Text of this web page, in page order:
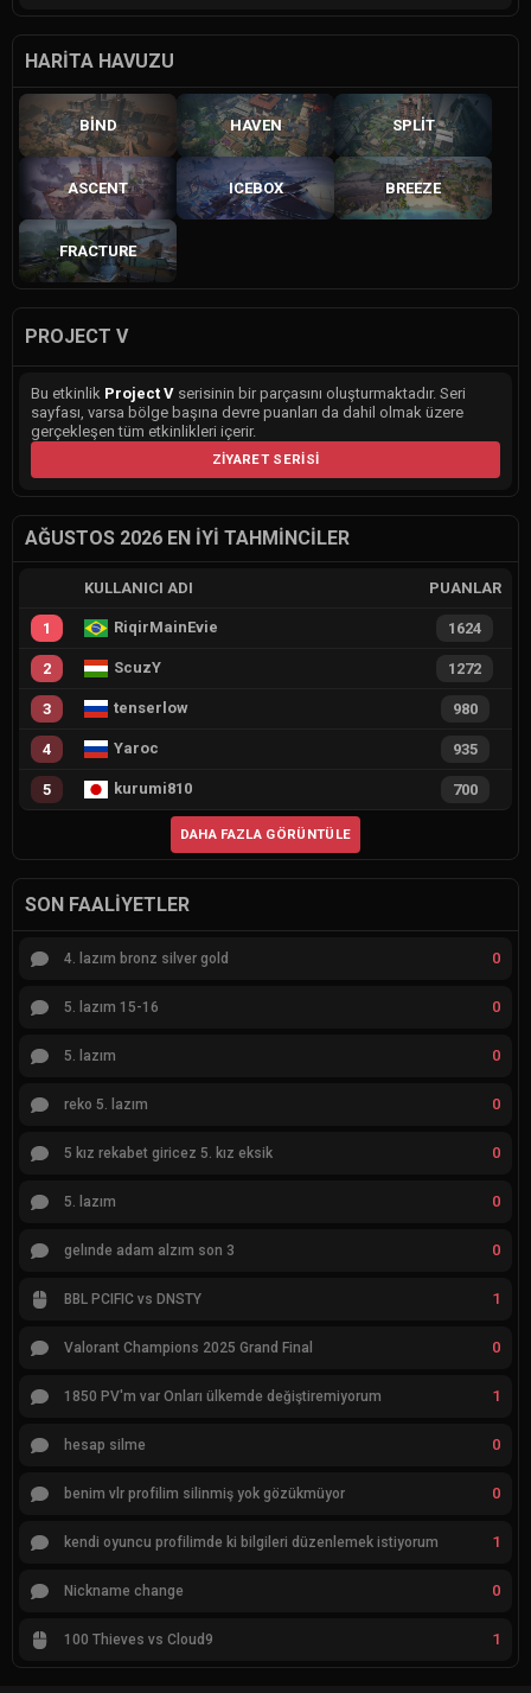
HARITA HAVUZU
BIND HAVEN SPLIT
ASCENT ICEBOX BREEZE
FRACTURE
PROJECT V
Bu etkinlik Project V serisinin bir parçasını oluşturmaktadır. Seri
sayfası, varsa bölge başına devre puanları da dahil olmak üzere
gerçekleşen tüm etkinlikleri içerir.
ZIYARET SERISI
AĞUSTOS 2026 EN İYI TAHMINCILER
KULLANICI ADI PUANLAR
1 RiqirMainEvie 1624
2 ScuzY 1272
3 tenserlow 980
4 Yaroc 935
5 kurumi810 700
DAHA FAZLA GÖRÜNTÜLE
SON FAALIYETLER
4. lazım bronz silver gold 0
5. lazım 15-16 0
5. lazım 0
reko 5. lazım 0
5 kız rekabet giricez 5. kız eksik 0
5. lazım 0
gelınde adam alzım son 3 0
BBL PCIFIC vs DNSTY 1
Valorant Champions 2025 Grand Final 0
1850 PV'm var Onları ülkemde değiştiremiyorum 1
hesap silme 0
benim vlr profilim silinmiş yok gözükmüyor 0
kendi oyuncu profilimde ki bilgileri düzenlemek istiyorum 1
Nickname change 0
100 Thieves vs Cloud9 1